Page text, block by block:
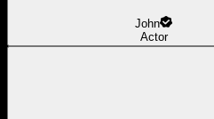
John
Actor